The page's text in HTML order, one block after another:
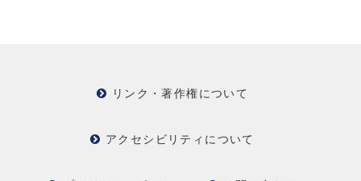
リンク・著作権について
アクセシビリティについて